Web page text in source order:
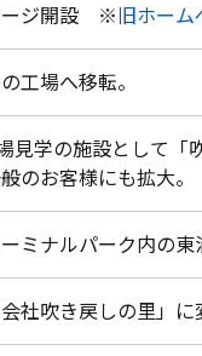
ージ開設 ※旧ホーム
工場へ移転。
見学の施設として「
のお客様にも拡大。
ミナルパーク内の東
社吹き戻しの里」に